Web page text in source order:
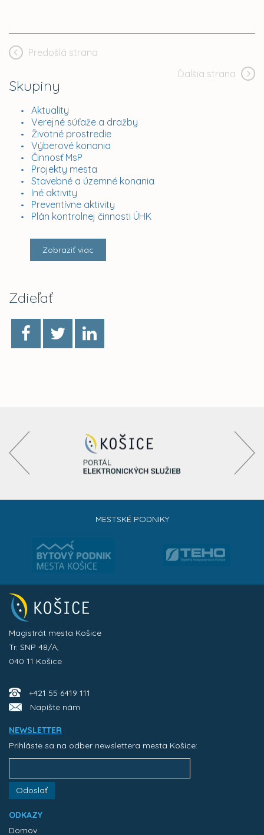
Skupiny
Aktuality
Verejné súťaže a dražby
Životné prostredie
Výberové konania
Činnosť MsP
Projekty mesta
Stavebné a územné konania
Iné aktivity
Preventívne aktivity
Plán kontrolnej činnosti ÚHK
Zobraziť viac
Zdieľať
Predošlá strana
Ďalšia strana
MESTSKÉ PODNIKY
Magistrát mesta Košice
Tr. SNP 48/A,
040 11 Košice
+421 55 6419 111
Napíšte nám
NEWSLETTER
Prihláste sa na odber newslettera mesta Košice:
Odoslať
ODKAZY
Domov